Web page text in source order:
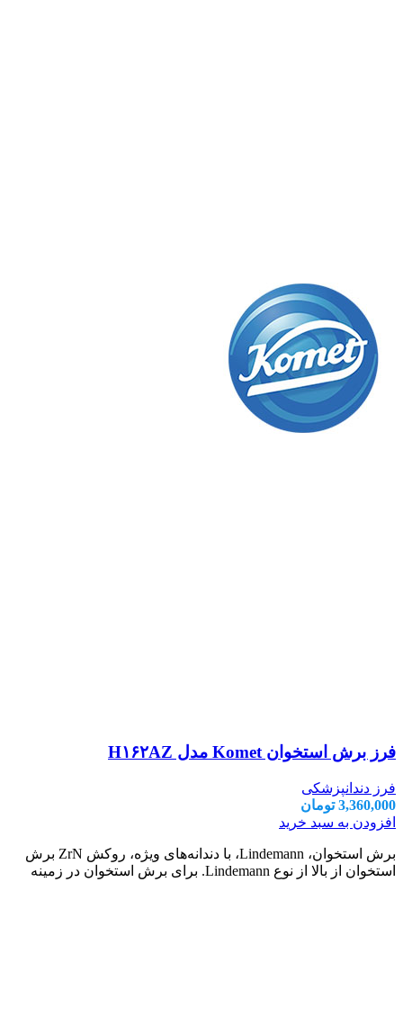
فرز برش استخوان Komet مدل H۱۶۲AZ
فرز دندانپزشکی
3,360,000 تومان
افزودن به سبد خرید
برش استخوان، Lindemann، با دندانه‌های ویژه، روکش ZrN برش
استخوان از بالا از نوع Lindemann. برای برش استخوان در زمینه